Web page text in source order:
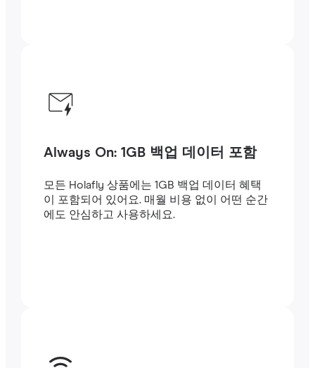
Always On: 1GB 백업 데이터 포함
모든 Holafly 상품에는 1GB 백업 데이터 혜택
이 포함되어 있어요. 매월 비용 없이 어떤 순간
에도 안심하고 사용하세요.